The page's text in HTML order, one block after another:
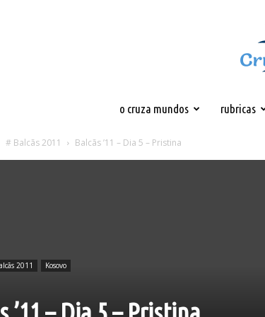
o cruza mundos rubricas
# Balcãs 2011 Balcãs ’11 – Dia 5 – Pristina
2011 Kosovo